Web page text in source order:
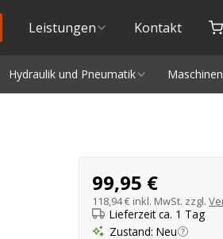
Leistungen Kontakt
Hydraulik und Pneumatik
99,95 €
118,94 € inkl. MwSt. zzgl.
Lieferzeit ca. 1 Tag
Zustand:Neu